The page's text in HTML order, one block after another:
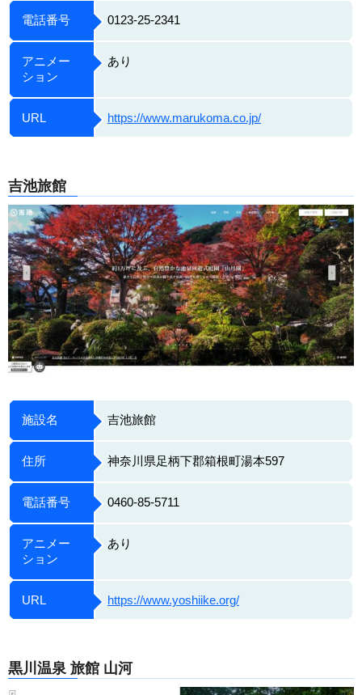
電話番号 0123-25-2341
アニメー
ション
あり
URL https://www.marukoma.co.jp/
吉池旅館
施設名 吉池旅館
住所 神奈川県足柄下郡箱根町湯本597
電話番号 0460-85-5711
アニメー
ション
あり
URL https://www.yoshiike.org/
黒川温泉 旅館 山河